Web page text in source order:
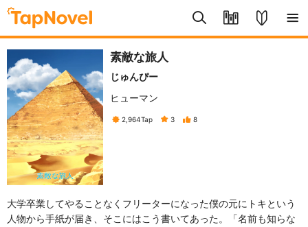
素敵な旅人
じゅんぴー
ヒューマン
2,964Tap 3 8
大学卒業してやることなくフリーターになった僕の元にトキという
人物から手紙が届き、そこにはこう書いてあった。「名前も知らな